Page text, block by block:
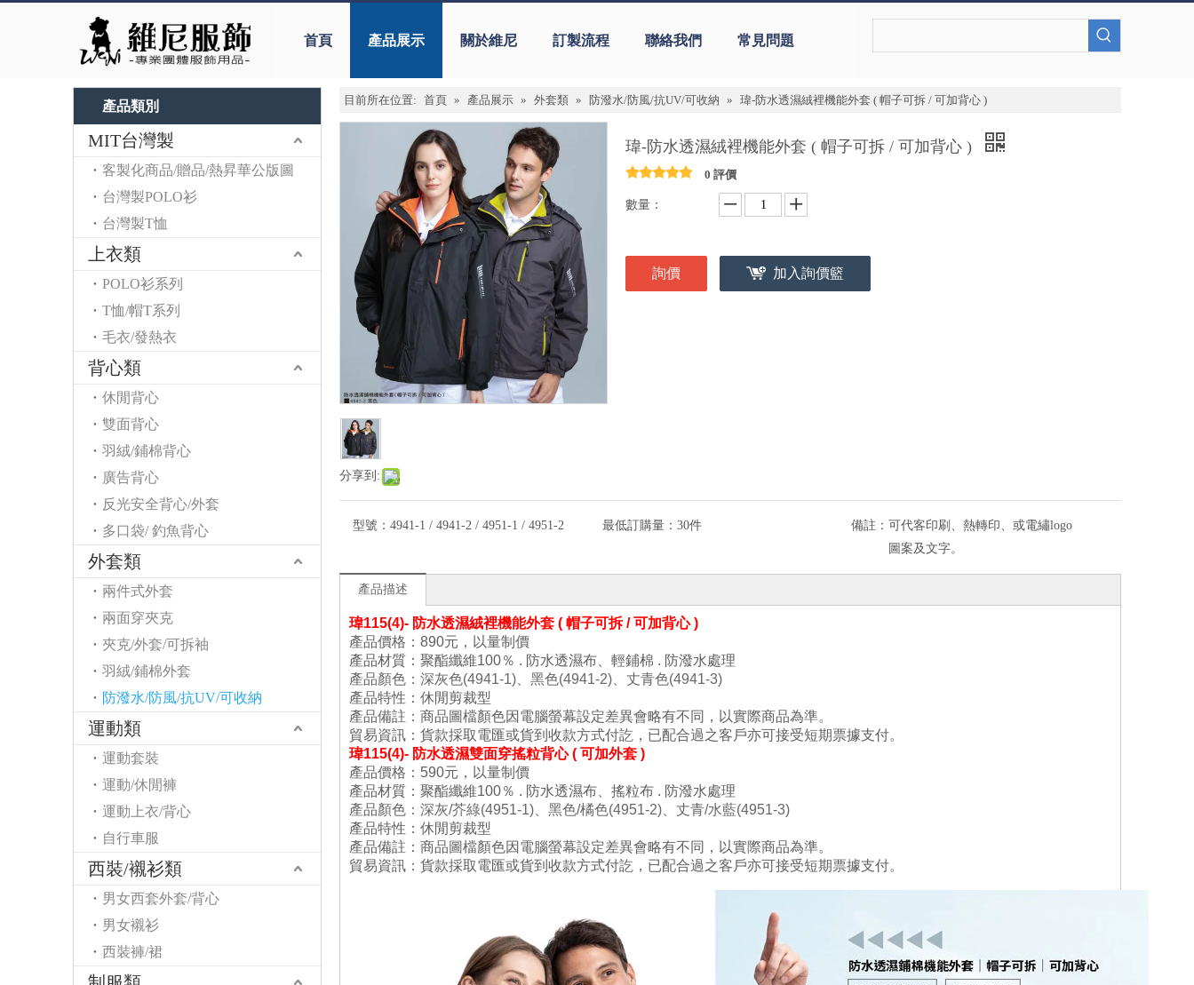
首頁 產品展示 關於維尼 訂製流程 聯絡我們 常見問題
產品類別
MIT台灣製
客製化商品/贈品/熱昇華公版圖
台灣製POLO衫
台灣製T恤
上衣類
POLO衫系列
T恤/帽T系列
毛衣/發熱衣
背心類
休閒背心
雙面背心
羽絨/鋪棉背心
廣告背心
反光安全背心/外套
多口袋/ 釣魚背心
外套類
兩件式外套
兩面穿夾克
夾克/外套/可拆袖
羽絨/鋪棉外套
防潑水/防風/抗UV/可收納
運動類
運動套裝
運動/休閒褲
運動上衣/背心
自行車服
西裝/襯衫類
男女西套外套/背心
男女襯衫
西裝褲/裙
目前所在位置: 首頁 » 產品展示 » 外套類 » 防潑水/防風/抗UV/可收納 » 瑋-防水透濕絨裡機能外套 ( 帽子可拆 / 可加背心 )
分享到:
瑋-防水透濕絨裡機能外套 ( 帽子可拆 / 可加背心 )
0 評價
數量：
詢價 加入詢價籃
型號： 4941-1 / 4941-2 / 4951-1 / 4951-2 最低訂購量： 30件 備註： 可代客印刷、熱轉印、或電繡logo
圖案及文字。
產品描述
瑋115(4)- 防水透濕絨裡機能外套 ( 帽子可拆 /可加背心 )
產品價格：890元 ，以量制價
產品材質： 聚酯纖維100％ . 防水透濕布、輕鋪棉 . 防潑水處理
產品顏色 ： 深灰色(4941-1) 黑色(4941-2)、丈青色(4941-3)
產品特性： 休閒剪裁型
產品備註：商品圖檔顏色因電腦螢幕設定差異會略有不同，以實際商品為準。
貿易資訊：貨款採取電匯或貨到收款方式付訖，已配合過之客戶亦可接受短期票據支付。
瑋115(4)- 防水透濕雙面穿搖粒背心 ( 可加外套 )
產品價格：590元 ，以量制價
產品材質： 聚酯纖維100％ . 防水透濕布 搖粒布 . 防潑水處理
產品顏色 ：深灰/芥綠(4951-1)、黑色/橘色(4951-2) 、丈青/水藍(4951-3)
產品特性： 休閒剪裁型
產品備註：商品圖檔顏色因電腦螢幕設定差異會略有不同，以實際商品為準。
貿易資訊：貨款採取電匯或貨到收款方式付訖，已配合過之客戶亦可接受短期票據支付。